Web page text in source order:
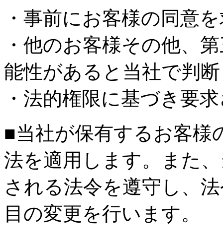
・事前にお客様の同意
・他のお客様その他、
能性があると当社で判
・法的権限に基づき要
■当社が保有するお客様
法を適用します。また
される法令を遵守し、
目の変更を行います。